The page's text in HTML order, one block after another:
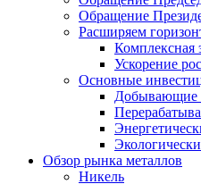
Обращение
Расширяем
Комплексная
Ускорение
Основные
Добывающие
Обзор рынка металлов
Никель